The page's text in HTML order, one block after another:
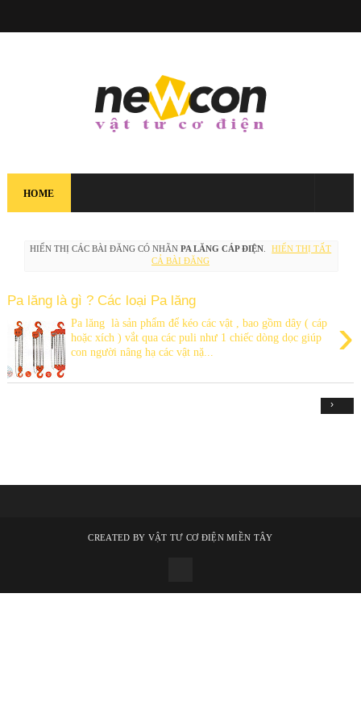
HOME
HIỂN THỊ CÁC BÀI ĐĂNG CÓ NHÃN PA LĂNG CÁP ĐIỆN.
HIỂN THỊ TẤT
CẢ BÀI ĐĂNG
Pa lăng là gì ? Các loại Pa lăng
›
Pa lăng là sản phẩm để kéo các vật , bao gồm dây ( cáp
hoặc xích ) vắt qua các puli như 1 chiếc dòng dọc giúp
con người nâng hạ các vật nặ...
›
CREATED BY VẬT TƯ CƠ ĐIỆN MIỀN TÂY